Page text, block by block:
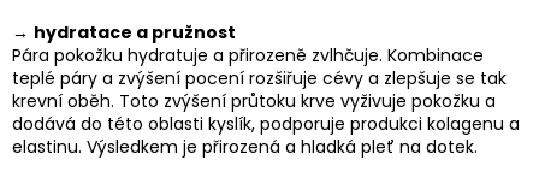
→ hydratace a pružnost
Pára pokožku hydratuje a přirozeně zvlhčuje. Kombinace
teplé páry a zvýšení pocení rozšiřuje cévy a zlepšuje se tak
krevní oběh. Toto zvýšení průtoku krve vyživuje pokožku a
dodává do této oblasti kyslík, podporuje produkci kolagenu a
elastinu. Výsledkem je přirozená a hladká pleť na dotek.